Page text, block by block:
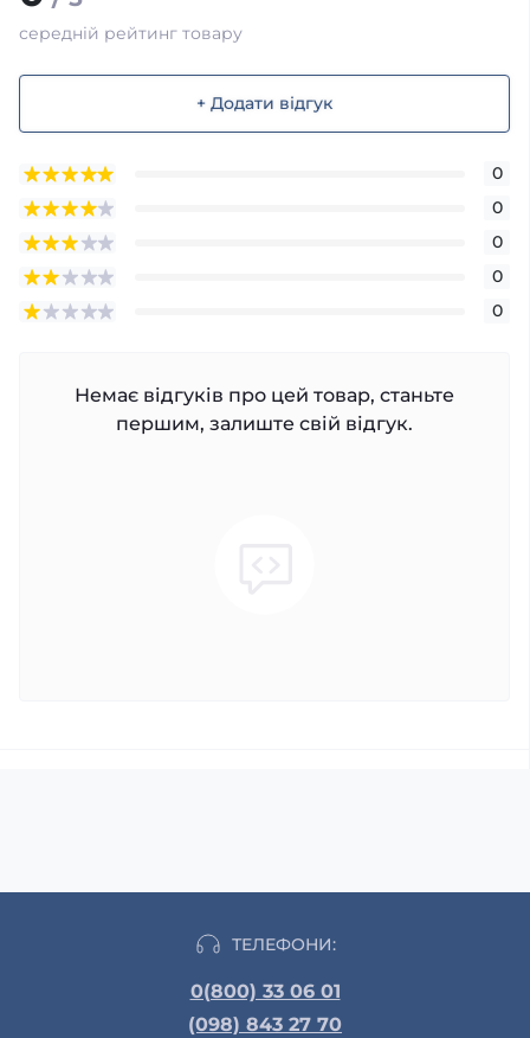
середній рейтинг товару
+ Додати відгук
0
0
0
0
0
Немає відгуків про цей товар, станьте
першим, залиште свій відгук.
ТЕЛЕФОНИ:
0(800) 33 06 01
(098) 843 27 70